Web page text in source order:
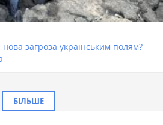
нова загроза українським полям?
БІЛЬШЕ